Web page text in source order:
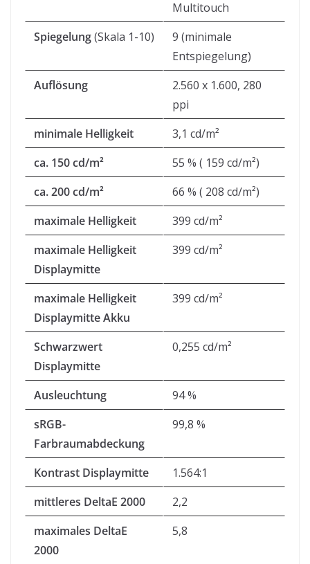
Multitouch
Spiegelung(Skala 1-10)
9 (minimale
Entspiegelung)
Auflösung
2.560 x 1.600, 280
ppi
minimale Helligkeit
3,1 cd/m²
ca. 150 cd/m²
55 % ( 159 cd/m²)
ca. 200 cd/m²
66 % ( 208 cd/m²)
maximale Helligkeit
399 cd/m²
maximale Helligkeit
Displaymitte
399 cd/m²
maximale Helligkeit
Displaymitte Akku
399 cd/m²
Schwarzwert
Displaymitte
0,255 cd/m²
Ausleuchtung
94 %
sRGB-
Farbraumabdeckung
99,8 %
Kontrast Displaymitte
1.564:1
mittleres DeltaE 2000
2,2
maximales DeltaE
2000
5,8